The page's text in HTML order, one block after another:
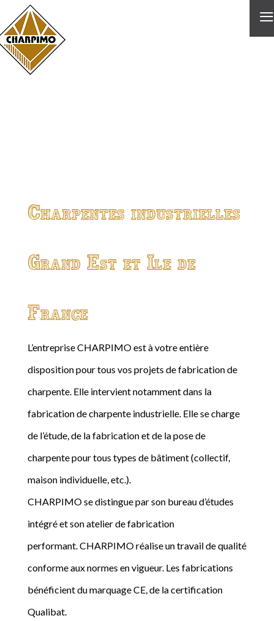
≡
Charpentes industrielles
Grand Est et Ile de
France
L’entreprise CHARPIMO est à votre entière
disposition pour tous vos projets de fabrication de
charpente. Elle intervient notamment dans la
fabrication de charpente industrielle. Elle se charge
de l’étude, de la fabrication et de la pose de
charpente pour tous types de bâtiment (collectif,
maison individuelle, etc.).
CHARPIMO se distingue par son bureau d’études
intégré et son atelier de fabrication
performant. CHARPIMO réalise un travail de qualité
conforme aux normes en vigueur. Les fabrications
bénéficient du marquage CE, de la certification
Qualibat.